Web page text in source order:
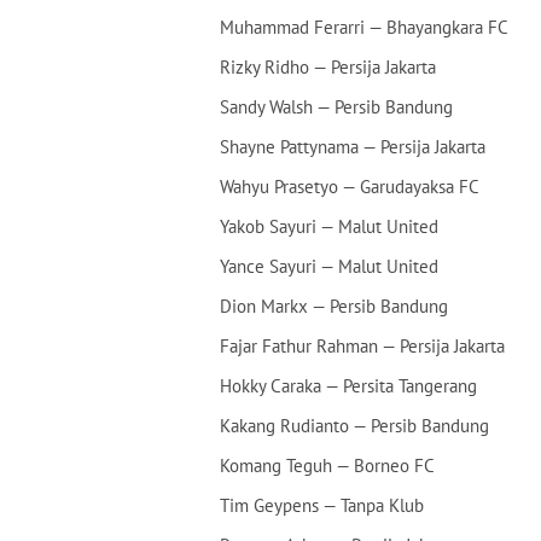
Muhammad Ferarri — Bhayangkara FC
Rizky Ridho — Persija Jakarta
Sandy Walsh — Persib Bandung
Shayne Pattynama — Persija Jakarta
Wahyu Prasetyo — Garudayaksa FC
Yakob Sayuri — Malut United
Yance Sayuri — Malut United
Dion Markx — Persib Bandung
Fajar Fathur Rahman — Persija Jakarta
Hokky Caraka — Persita Tangerang
Kakang Rudianto — Persib Bandung
Komang Teguh — Borneo FC
Tim Geypens — Tanpa Klub